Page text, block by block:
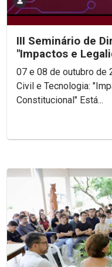
III Seminário de
"Impactos e
07 e 08 de outubro de 2025 III Seminário
Civil e Tecnologia:
Constitucional" Está...